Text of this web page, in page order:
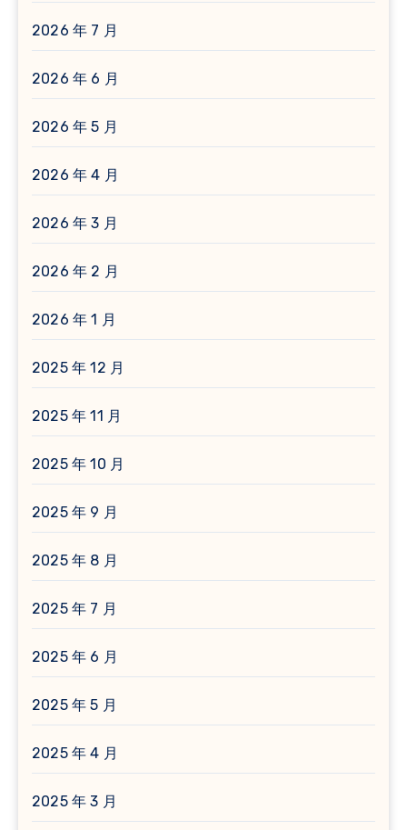
2026 年 7 月
2026 年 6 月
2026 年 5 月
2026 年 4 月
2026 年 3 月
2026 年 2 月
2026 年 1 月
2025 年 12 月
2025 年 11 月
2025 年 10 月
2025 年 9 月
2025 年 8 月
2025 年 7 月
2025 年 6 月
2025 年 5 月
2025 年 4 月
2025 年 3 月